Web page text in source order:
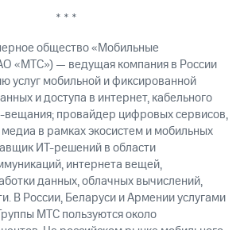
* * *
общество «Мобильные
«МТС») — ведущая компания в России
услуг мобильной и фиксированной
и доступа в интернет, кабельного
вещания; провайдер цифровых сервисов,
в рамках экосистем и мобильных
ИТ-решений в области
интернета вещей,
данных, облачных вычислений,
В России, Беларуси и Армении услугами
МТС пользуются около